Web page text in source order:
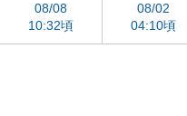
08/08
10:32頃
08/02
04:10頃